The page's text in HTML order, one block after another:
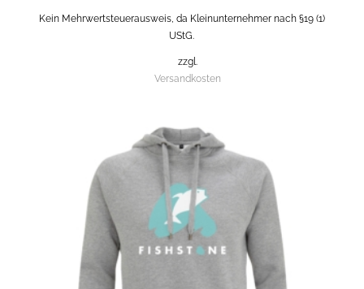
Kein Mehrwertsteuerausweis, da Kleinunternehmer nach §19 (1)
UStG.
zzgl.
Versandkosten